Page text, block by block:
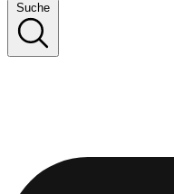
Suche